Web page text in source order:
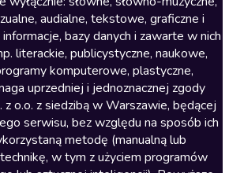
audialne, tekstowe, graficzne i
bazy danych i zawarte w nich
literackie, publicystyczne, naukowe,
komputerowe, plastyczne,
uprzedniej i jednoznacznej zgody
o.o. z siedzibą w Warszawie, będącej
serwisu, bez względu na sposób ich
metodę (manualną lub
w tym z użyciem programów